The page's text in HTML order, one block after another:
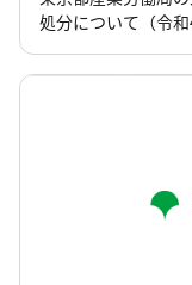
処分について（令